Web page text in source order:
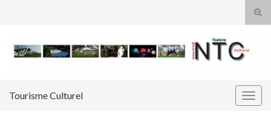
Tourisme Culturel